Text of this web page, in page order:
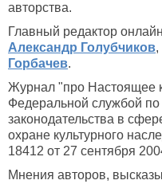
авторства.
Главный редактор
Александр Голубчиков
Горбачев.
Журнал "про Настоящее
Федеральной службой
законодательства в
охране культурного
18412 от 27 сентября
Мнения авторов,